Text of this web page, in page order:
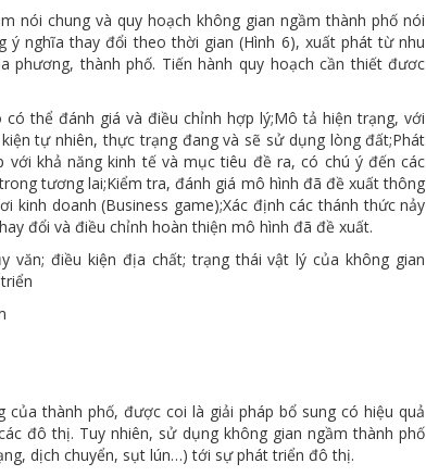
nói chung và quy hoạch không gian ngầm thành phố nói
ý nghĩa thay đổi theo thời gian (Hình 6), xuất phát từ nhu
phương, thành phố. Tiến hành quy hoạch cần thiết đươc
thể đánh giá và điều chỉnh hợp lý;Mô tả hiện trạng, với
tự nhiên, thực trạng đang và sẽ sử dụng lòng đất;Phát
khả năng kinh tế và mục tiêu đề ra, có chú ý đến các
tương lai;Kiểm tra, đánh giá mô hình đã đề xuất thông
kinh doanh (Business game);Xác định các thánh thức nảy
đổi và điều chỉnh hoàn thiện mô hình đã đề xuất.
văn; điều kiện địa chất; trạng thái vật lý của không gian
thành phố, được coi là giải pháp bổ sung có hiệu quả
đô thị. Tuy nhiên, sử dụng không gian ngầm thành phố
dịch chuyển, sụt lún…) tới sự phát triển đô thị.